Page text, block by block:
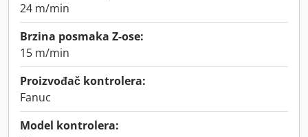
24 m/min
Brzina posmaka Z-ose:
15 m/min
Proizvođač kontrolera:
Fanuc
Model kontrolera: